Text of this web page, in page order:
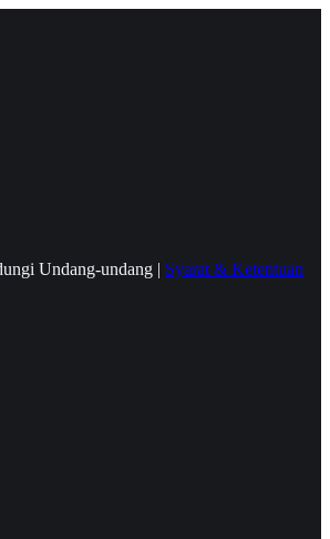
Undang-undang | Syarat & Ketentuan